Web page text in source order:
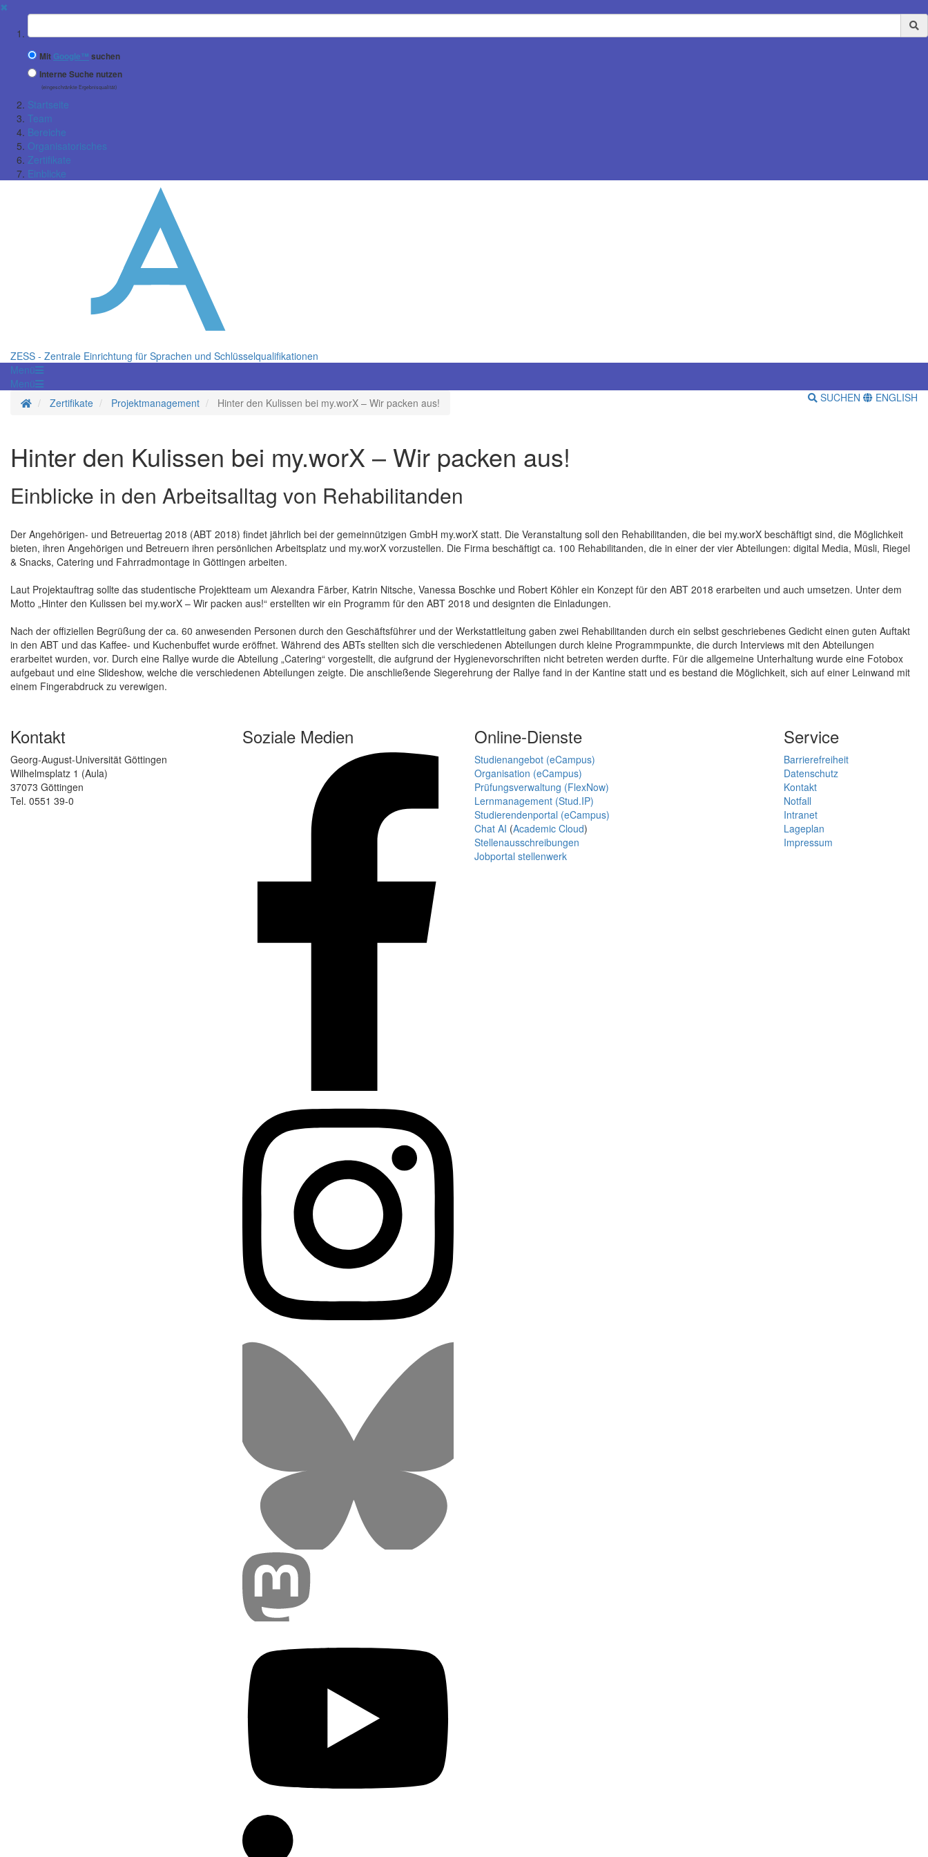
✖
Suchbegriff
Mit Google™ suchen
Interne Suche nutzen
(eingeschränkte Ergebnisqualität)
Startseite
Team
Bereiche
Organisatorisches
Zertifikate
Einblicke
ZESS - Zentrale Einrichtung für Sprachen und Schlüsselqualifikationen
Menü
Menü
Startseite
Zertifikate Projektmanagement Hinter den Kulissen bei my.worX – Wir packen aus! SUCHEN ENGLISH
Hinter den Kulissen bei my.worX – Wir packen aus!
Einblicke in den Arbeitsalltag von Rehabilitanden
Der Angehörigen- und Betreuertag 2018 (ABT 2018) findet jährlich bei der gemeinnützigen GmbH my.worX statt. Die Veranstaltung soll den Rehabilitanden, die bei my.worX beschäftigt sind, die Möglichkeit
bieten, ihren Angehörigen und Betreuern ihren persönlichen Arbeitsplatz und my.worX vorzustellen. Die Firma beschäftigt ca. 100 Rehabilitanden, die in einer der vier Abteilungen: digital Media, Müsli, Riegel
& Snacks, Catering und Fahrradmontage in Göttingen arbeiten.
Laut Projektauftrag sollte das studentische Projektteam um Alexandra Färber, Katrin Nitsche, Vanessa Boschke und Robert Köhler ein Konzept für den ABT 2018 erarbeiten und auch umsetzen. Unter dem
Motto „Hinter den Kulissen bei my.worX – Wir packen aus!“ erstellten wir ein Programm für den ABT 2018 und designten die Einladungen.
Nach der offiziellen Begrüßung der ca. 60 anwesenden Personen durch den Geschäftsführer und der Werkstattleitung gaben zwei Rehabilitanden durch ein selbst geschriebenes Gedicht einen guten Auftakt
in den ABT und das Kaffee- und Kuchenbuffet wurde eröffnet. Während des ABTs stellten sich die verschiedenen Abteilungen durch kleine Programmpunkte, die durch Interviews mit den Abteilungen
erarbeitet wurden, vor. Durch eine Rallye wurde die Abteilung „Catering“ vorgestellt, die aufgrund der Hygienevorschriften nicht betreten werden durfte. Für die allgemeine Unterhaltung wurde eine Fotobox
aufgebaut und eine Slideshow, welche die verschiedenen Abteilungen zeigte. Die anschließende Siegerehrung der Rallye fand in der Kantine statt und es bestand die Möglichkeit, sich auf einer Leinwand mit
einem Fingerabdruck zu verewigen.
Kontakt
Georg-August-Universität Göttingen
Wilhelmsplatz 1 (Aula)
37073 Göttingen
Tel. 0551 39-0
Soziale Medien Online-Dienste
Studienangebot (eCampus)
Organisation (eCampus)
Prüfungsverwaltung (FlexNow)
Lernmanagement (Stud.IP)
Studierendenportal (eCampus)
Chat AI (Academic Cloud)
Stellenausschreibungen
Jobportal stellenwerk
Service
Barrierefreiheit
Datenschutz
Kontakt
Notfall
Intranet
Lageplan
Impressum